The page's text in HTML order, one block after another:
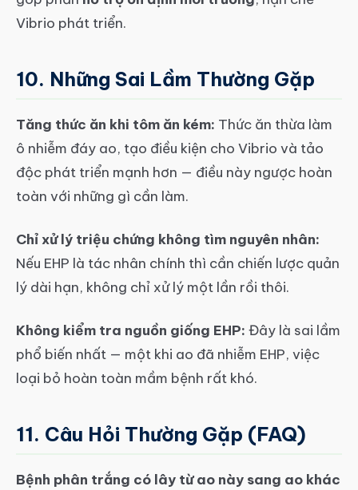
Vibrio phát triển.
10. Những Sai Lầm Thường Gặp
Tăng thức ăn khi tôm ăn kém: Thức ăn thừa làm
ô nhiễm đáy ao, tạo điều kiện cho Vibrio và tảo
độc phát triển mạnh hơn — điều này ngược hoàn
toàn với những gì cần làm.
Chỉ xử lý triệu chứng không tìm nguyên nhân:
Nếu EHP là tác nhân chính thì cần chiến lược quản
lý dài hạn, không chỉ xử lý một lần rồi thôi.
Không kiểm tra nguồn giống EHP: Đây là sai lầm
phổ biến nhất — một khi ao đã nhiễm EHP, việc
loại bỏ hoàn toàn mầm bệnh rất khó.
11. Câu Hỏi Thường Gặp (FAQ)
Bệnh phân trắng có lây từ ao này sang ao khác